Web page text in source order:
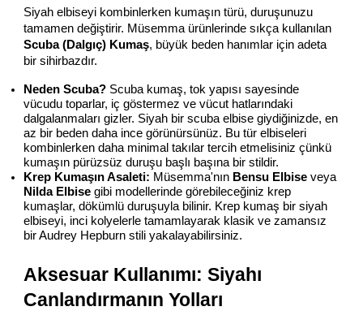
Siyah elbiseyi kombinlerken kumaşın türü, duruşunuzu
Scuba (Dalgıç) Kumaş, büyük beden hanımlar için adeta
bir sihirbazdır.
Neden Scuba? Scuba kumaş, tok yapısı sayesinde
vücudu toparlar, iç göstermez ve vücut hatlarındaki
dalgalanmaları gizler. Siyah bir scuba elbise giydiğinizde, en
az bir beden daha ince görünürsünüz. Bu tür elbiseleri
kombinlerken daha minimal takılar tercih etmelisiniz çünkü
kumaşın pürüzsüz duruşu başlı başına bir stildir.
Krep Kumaşın Asaleti: Müsemma'nın Bensu Elbise
Nilda Elbise gibi modellerinde görebileceğiniz krep
kumaşlar, dökümlü duruşuyla bilinir. Krep kumaş bir siyah
elbiseyi, inci kolyelerle tamamlayarak klasik ve zamansız
bir Audrey Hepburn stili yakalayabilirsiniz.
Aksesuar Kullanımı: Siyahı
Canlandırmanın Yolları